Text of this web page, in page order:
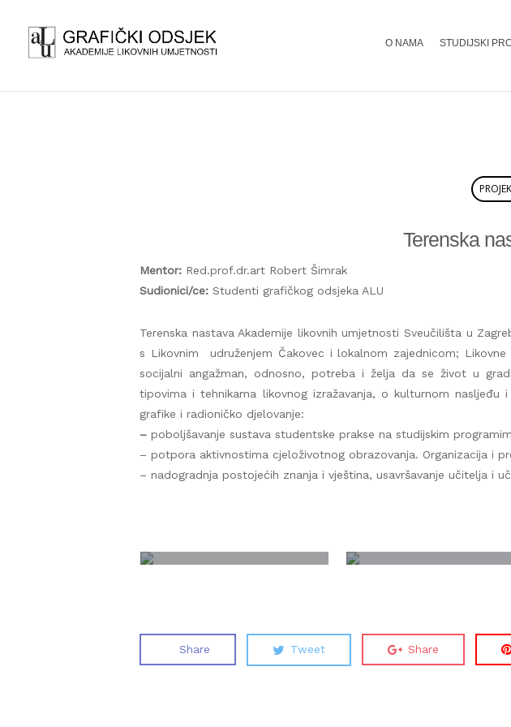
O NAMA STUDIJSKI
Terenska
Mentor: Red.prof.dr.art Robert Šimrak
Sudionici/ce: Studenti grafičkog odsjeka ALU
Terenska nastava Akademije likovnih umjetnosti Sveučilišta u
s Likovnim udruženjem Čakovec i lokalnom zajednicom;
socijalni angažman, odnosno, potreba i želja da se život u
tipovima i tehnikama likovnog izražavanja, o kulturnom
grafike i radioničko djelovanje:
– poboljšavanje sustava studentske prakse na studijskim
– potpora aktivnostima cjeloživotnog obrazovanja. Organizacija i
– nadogradnja postojećih znanja i vještina, usavršavanje učitelja i
Share Tweet Share